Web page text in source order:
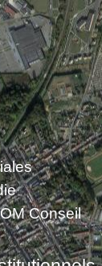
Conseil